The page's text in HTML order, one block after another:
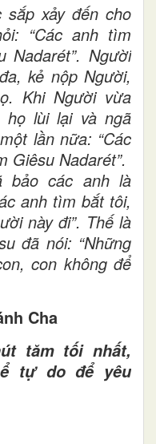
xảy đến cho
“Các anh tìm
Nadarét”. Người
kẻ nộp Người,
Khi Người vừa
họ lùi lại và ngã
lần nữa: “Các
Giêsu Nadarét”.
bảo các anh là
anh tìm bắt tôi,
này đi”. Thế là
đã nói: “Những
con không để
Cha
tăm tối nhất,
tự do để yêu